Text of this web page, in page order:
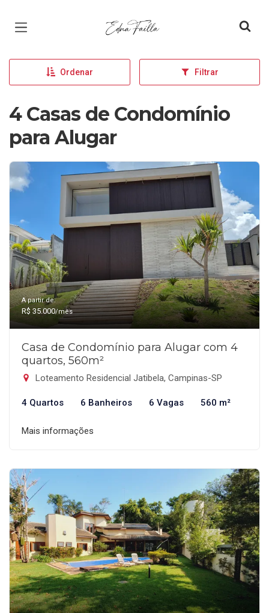
Página inicial
Ordenar Filtrar
4 Casas de Condomínio
para Alugar
A partir de:
R$ 35.000/mês
Casa de Condomínio para Alugar com 4
quartos, 560m²
Loteamento Residencial Jatibela, Campinas-SP
4 Quartos 6 Banheiros 6 Vagas 560 m²
Mais informações